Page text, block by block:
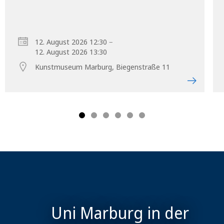
12. August 2026 12:30 –
12. August 2026 13:30
Kunstmuseum Marburg, Biegenstraße 11
Uni Marburg in der